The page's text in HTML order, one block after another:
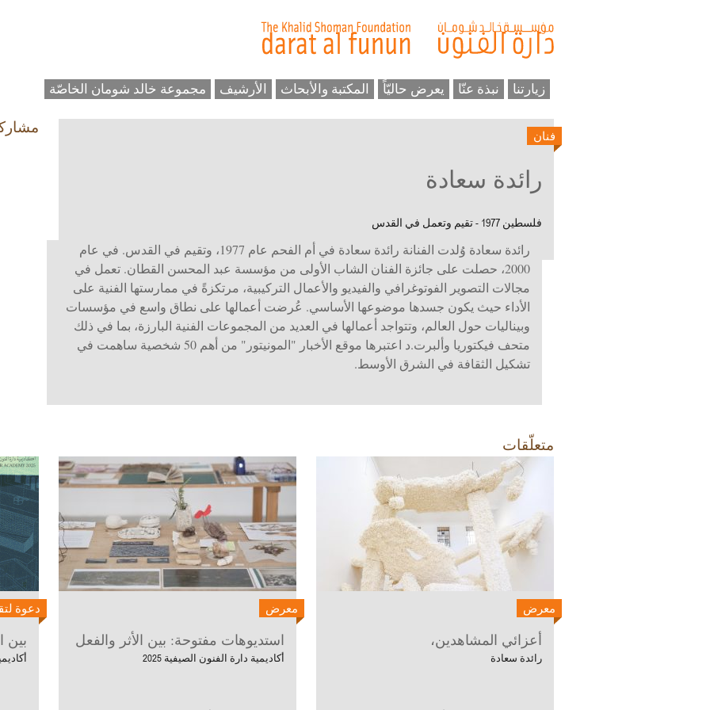
زيارتنا نبذة عنّا يعرض حاليّاً المكتبة والأبحاث الأرشيف مجموعة خالد شومان الخاصّة
فنان
رائدة سعادة
فلسطين 1977 - تقيم وتعمل في القدس
رائدة سعادة وُلدت الفنانة رائدة سعادة في أم الفحم عام 1977، وتقيم في القدس. في عام
2000، حصلت على جائزة الفنان الشاب الأولى من مؤسسة عبد المحسن القطان. تعمل في
مجالات التصوير الفوتوغرافي والفيديو والأعمال التركيبية، مرتكزةً في ممارستها الفنية على
الأداء حيث يكون جسدها موضوعها الأساسي. عُرضت أعمالها على نطاق واسع في مؤسسات
وبيناليات حول العالم، وتتواجد أعمالها في العديد من المجموعات الفنية البارزة، بما في ذلك
متحف فيكتوريا وألبرت.د اعتبرها موقع الأخبار "المونيتور" من أهم 50 شخصية ساهمت في
تشكيل الثقافة في الشرق الأوسط.
متعلّقات
معرض
أعزائي المشاهدين،
رائدة سعادة
معرض
استديوهات مفتوحة: بين الأثر والفعل
أكاديمية دارة الفنون الصيفية 2025
دعوة
بين